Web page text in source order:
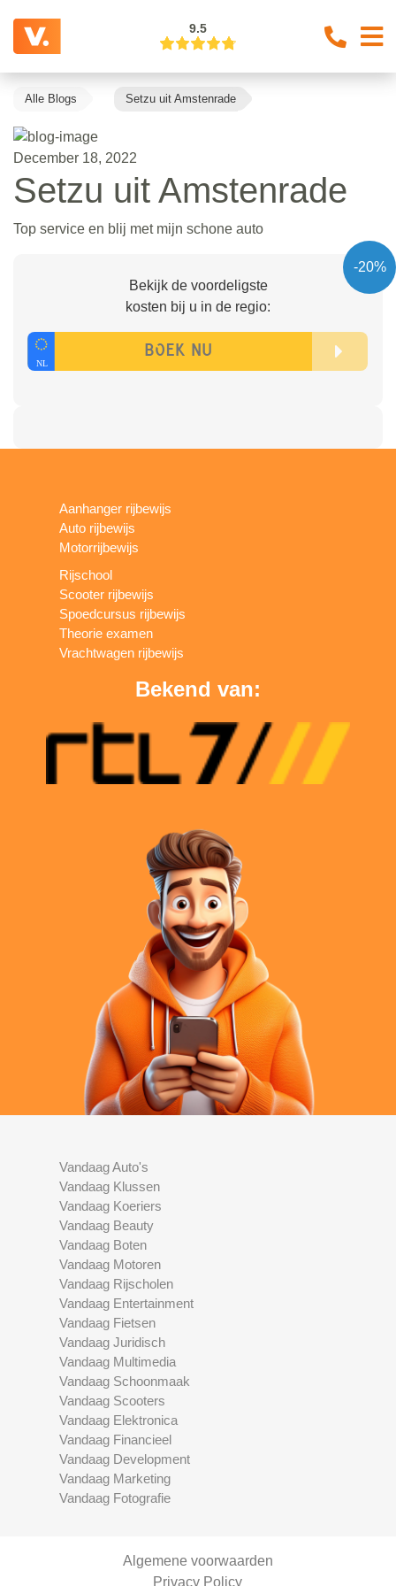
9.5
Alle Blogs Setzu uit Amstenrade
December 18, 2022
Setzu uit Amstenrade
Top service en blij met mijn schone auto
-20%
Bekijk de voordeligste
kosten bij u in de regio:
Aanhanger rijbewijs
Auto rijbewijs
Motorrijbewijs
Rijschool
Scooter rijbewijs
Spoedcursus rijbewijs
Theorie examen
Vrachtwagen rijbewijs
Bekend van:
Vandaag Auto's
Vandaag Klussen
Vandaag Koeriers
Vandaag Beauty
Vandaag Boten
Vandaag Motoren
Vandaag Rijscholen
Vandaag Entertainment
Vandaag Fietsen
Vandaag Juridisch
Vandaag Multimedia
Vandaag Schoonmaak
Vandaag Scooters
Vandaag Elektronica
Vandaag Financieel
Vandaag Development
Vandaag Marketing
Vandaag Fotografie
Algemene voorwaarden
Privacy Policy